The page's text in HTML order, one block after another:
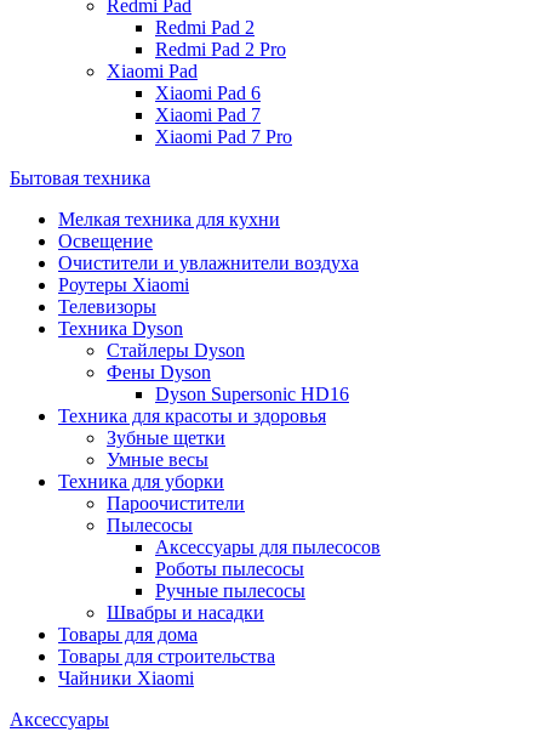
Redmi Pad
Redmi Pad 2
Redmi Pad 2 Pro
Xiaomi Pad
Xiaomi Pad 6
Xiaomi Pad 7
Xiaomi Pad 7 Pro
Бытовая техника
Мелкая техника для кухни
Освещение
Очистители и увлажнители воздуха
Роутеры Xiaomi
Телевизоры
Техника Dyson
Стайлеры Dyson
Фены Dyson
Dyson Supersonic HD16
Техника для красоты и здоровья
Зубные щетки
Умные весы
Техника для уборки
Пароочистители
Пылесосы
Аксессуары для пылесосов
Роботы пылесосы
Ручные пылесосы
Швабры и насадки
Товары для дома
Товары для строительства
Чайники Xiaomi
Аксессуары